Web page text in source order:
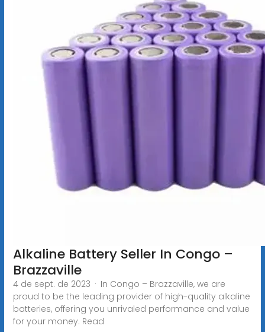
Alkaline Battery Seller In Congo –
Brazzaville
4 de sept. de 2023 · In Congo – Brazzaville, we are
proud to be the leading provider of high-quality alkaline
batteries, offering you unrivaled performance and value
for your money. Read